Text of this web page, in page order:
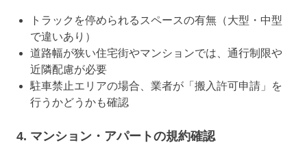
トラックを停められるスペースの有無（大型・中型
で違いあり）
道路幅が狭い住宅街やマンションでは、通行制限や
近隣配慮が必要
駐車禁止エリアの場合、業者が「搬入許可申請」を
行うかどうかも確認
4. マンション・アパートの規約確認